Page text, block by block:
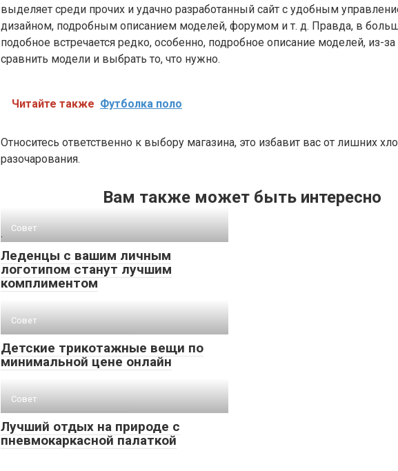
выделяет среди прочих и удачно разработанный сайт с удобным
дизайном, подробным описанием моделей, форумом и т. д. Правда, в
подобное встречается редко, особенно, подробное описание моделей, из-
сравнить модели и выбрать то, что нужно.
Читайте также Футболка поло
Относитесь ответственно к выбору магазина, это избавит вас от лишних
разочарования.
Вам также может быть интересно
. Совет
Леденцы с вашим личным
логотипом станут лучшим
комплиментом
Совет
Детские трикотажные вещи по
минимальной цене онлайн
Совет
Лучший отдых на природе с
пневмокаркасной палаткой